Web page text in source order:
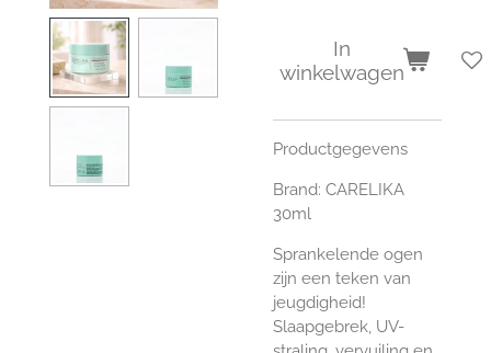
In
winkelwagen
Productgegevens
Brand: CARELIKA
30ml
Sprankelende ogen
zijn een teken van
jeugdigheid!
Slaapgebrek, UV-